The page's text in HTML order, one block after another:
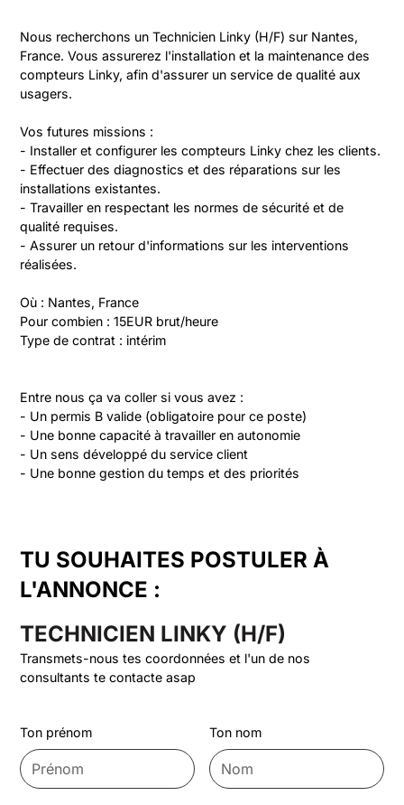
Nous recherchons un Technicien Linky (H/F) sur Nantes,
France. Vous assurerez l'installation et la maintenance des
compteurs Linky, afin d'assurer un service de qualité aux
usagers.
Vos futures missions :
- Installer et configurer les compteurs Linky chez les clients.
- Effectuer des diagnostics et des réparations sur les
installations existantes.
- Travailler en respectant les normes de sécurité et de
qualité requises.
- Assurer un retour d'informations sur les interventions
réalisées.
Où : Nantes, France
Pour combien : 15EUR brut/heure
Type de contrat : intérim
Entre nous ça va coller si vous avez :
- Un permis B valide (obligatoire pour ce poste)
- Une bonne capacité à travailler en autonomie
- Un sens développé du service client
TU SOUHAITES POSTULER À
L'ANNONCE :
TECHNICIEN LINKY (H/F)
Transmets-nous tes coordonnées et l'un de nos
consultants te contacte asap
Ton prénom Ton nom